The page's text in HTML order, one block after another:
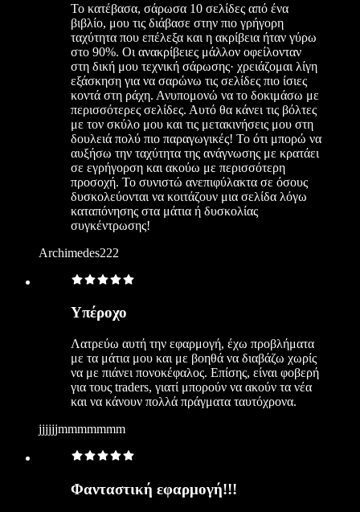
Το κατέβασα, σάρωσα 10 σελίδες από ένα
βιβλίο, μου τις διάβασε στην πιο γρήγορη
ταχύτητα που επέλεξα και η ακρίβεια ήταν γύρω
στο 90%. Οι ανακρίβειες μάλλον οφείλονταν
στη δική μου τεχνική σάρωσης· χρειάζομαι λίγη
εξάσκηση για να σαρώνω τις σελίδες πιο ίσιες
κοντά στη ράχη. Ανυπομονώ να το δοκιμάσω με
περισσότερες σελίδες. Αυτό θα κάνει τις βόλτες
με τον σκύλο μου και τις μετακινήσεις μου στη
δουλειά πολύ πιο παραγωγικές! Το ότι μπορώ να
αυξήσω την ταχύτητα της ανάγνωσης με κρατάει
σε εγρήγορση και ακούω με περισσότερη
προσοχή. Το συνιστώ ανεπιφύλακτα σε όσους
δυσκολεύονται να κοιτάζουν μια σελίδα λόγω
καταπόνησης στα μάτια ή δυσκολίας
συγκέντρωσης!
Archimedes222
Υπέροχο
Λατρεύω αυτή την εφαρμογή, έχω προβλήματα
με τα μάτια μου και με βοηθά να διαβάζω χωρίς
να με πιάνει πονοκέφαλος. Επίσης, είναι φοβερή
για τους traders, γιατί μπορούν να ακούν τα νέα
και να κάνουν πολλά πράγματα ταυτόχρονα.
jjjjjjmmmmmmm
Φανταστική εφαρμογή!!!